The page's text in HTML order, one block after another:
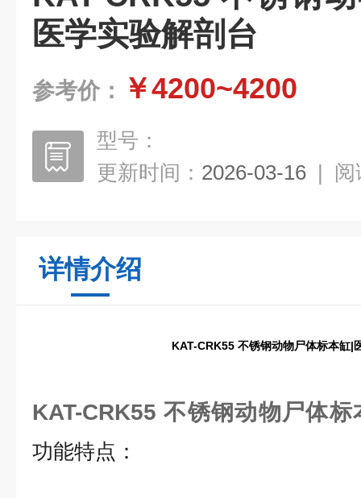
医学实验解剖台
参考价： ￥4200~4200
型号：
更新时间： 2026-03-16 | 阅
详情介绍
KAT-CRK55 不锈钢动物尸体标本缸|
KAT-CRK55 不锈钢动物尸体
功能特点：